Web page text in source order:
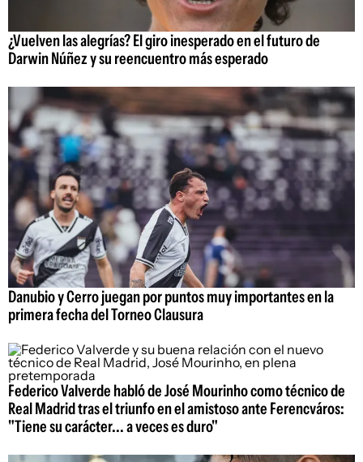
¿Vuelven las alegrías? El giro inesperado en el futuro de
Darwin Núñez y su reencuentro más esperado
Danubio y Cerro juegan por puntos muy importantes en la
primera fecha del Torneo Clausura
Federico Valverde habló de José Mourinho como técnico de
Real Madrid tras el triunfo en el amistoso ante Ferencváros:
"Tiene su carácter... a veces es duro"